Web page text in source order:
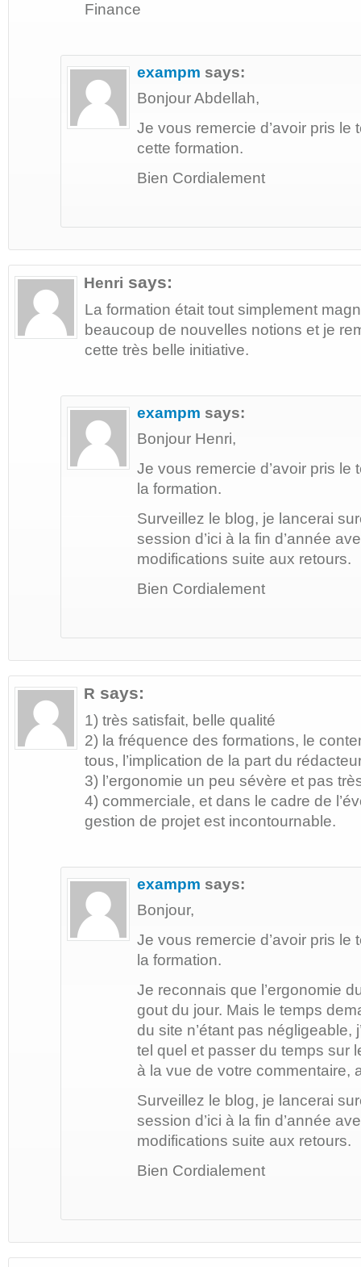
Finance
exampm says:
Bonjour Abdellah,
Je vous remercie d’avoir pris le
cette formation.
Bien Cordialement
Henri says:
La formation était tout simplement
beaucoup de nouvelles notions et je
cette très belle initiative.
exampm says:
Bonjour Henri,
Je vous remercie d’avoir pris le
la formation.
Surveillez le blog, je lancerai
session d’ici à la fin d’année
modifications suite aux retours.
Bien Cordialement
R says:
1) très satisfait, belle qualité
2) la fréquence des formations, le
tous, l’implication de la part du
3) l’ergonomie un peu sévère et pas
4) commerciale, et dans le cadre de
gestion de projet est incontournable.
exampm says:
Bonjour,
Je vous remercie d’avoir pris le
la formation.
Je reconnais que l’ergonomie
gout du jour. Mais le temps
du site n’étant pas négligeable,
tel quel et passer du temps sur
à la vue de votre commentaire,
Surveillez le blog, je lancerai
session d’ici à la fin d’année
modifications suite aux retours.
Bien Cordialement